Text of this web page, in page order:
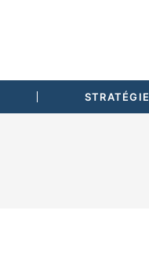
STRATÉGIE